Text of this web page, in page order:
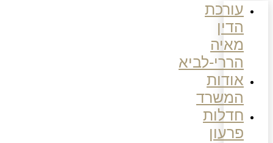
עורכת
הדין
מאיה
הררי-לביא
אודות
המשרד
חדלות
פרעון